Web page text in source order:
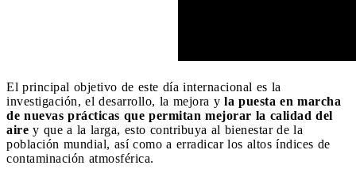
El principal objetivo de este día internacional es la
investigación, el desarrollo, la mejora y la puesta en marcha
de nuevas prácticas que permitan mejorar la calidad del
aire y que a la larga, esto contribuya al bienestar de la
población mundial, así como a erradicar los altos índices de
contaminación atmosférica.